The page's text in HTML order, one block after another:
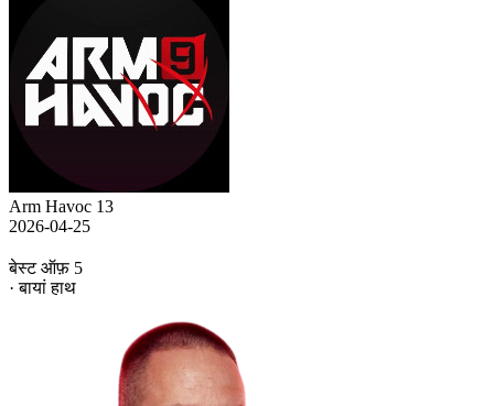
Arm Havoc 13
2026-04-25
बेस्ट ऑफ़ 5
· बायां हाथ